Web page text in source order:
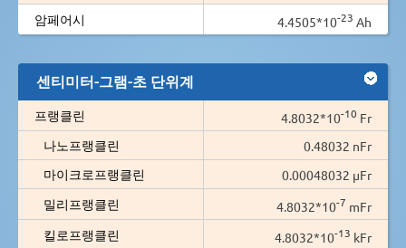
암페어시
4.4505*10-23 Ah
센티미터-그램-초 단위계
프랭클린 4.8032*10-10 Fr
나노프랭클린
0.48032 nFr
마이크로프랭클린
0.00048032 µFr
밀리프랭클린
4.8032*10-7 mFr
킬로프랭클린
4.8032*10-13 kFr